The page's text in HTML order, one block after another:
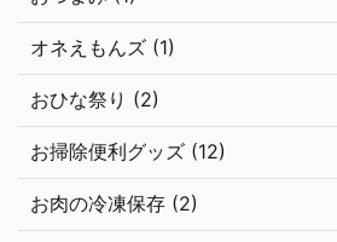
オネえもんズ (1)
おひな祭り (2)
お掃除便利グッズ (12)
お肉の冷凍保存 (2)